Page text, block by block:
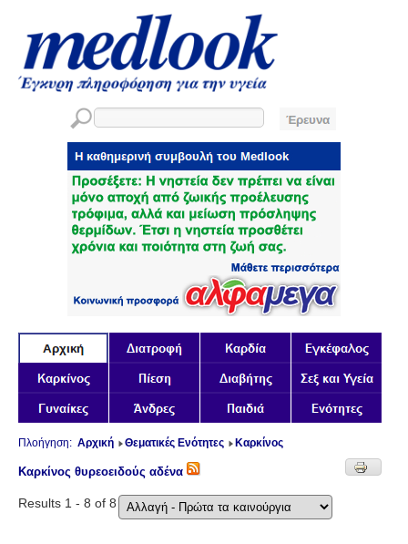
Πλοήγηση: Αρχική Θεματικές Ενότητες Καρκίνος
Καρκίνος θυρεοειδούς αδένα
Results 1 - 8 of 8